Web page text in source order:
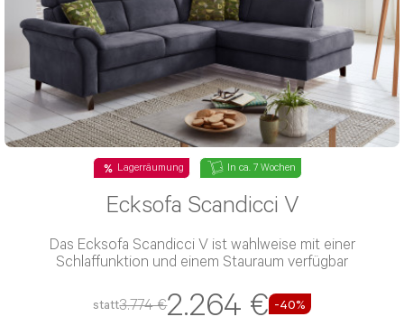
Lagerräumung In ca. 7 Wochen
Ecksofa Scandicci V
Das Ecksofa Scandicci V ist wahlweise mit einer
Schlaffunktion und einem Stauraum verfügbar
statt3.774 €2.264 € -40%